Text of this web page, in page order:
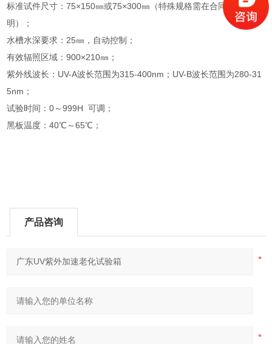
标准试件尺寸：75×150㎜或75×300㎜（特殊规格需在合同中说
明）；
水槽水深要求：25㎜，自动控制；
有效辐照区域：900×210㎜；
紫外线波长：UV-A波长范围为315-400nm；UV-B波长范围为280-31
5nm；
试验时间：0～999H 可调；
黑板温度：40℃～65℃；
产品咨询